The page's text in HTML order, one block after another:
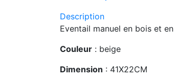
Description
Eventail manuel en bois et en
Couleur : beige
Dimension : 41X22CM